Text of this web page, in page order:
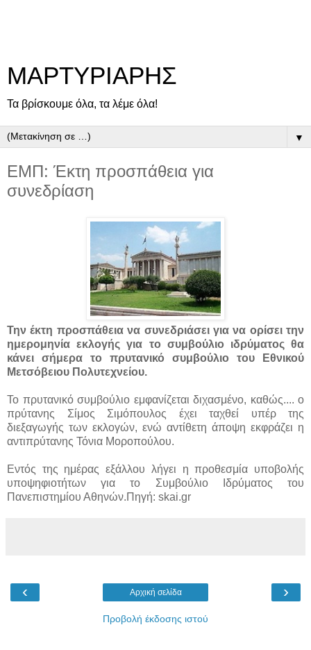
ΜΑΡΤΥΡΙΑΡΗΣ
Τα βρίσκουμε όλα, τα λέμε όλα!
▼
ΕΜΠ: Έκτη προσπάθεια για
συνεδρίαση
Την έκτη προσπάθεια να συνεδριάσει για να ορίσει την
ημερομηνία εκλογής για το συμβούλιο ιδρύματος θα
κάνει σήμερα το πρυτανικό συμβούλιο του Εθνικού
Μετσόβειου Πολυτεχνείου.
Το πρυτανικό συμβούλιο εμφανίζεται διχασμένο, καθώς.... ο
πρύτανης Σίμος Σιμόπουλος έχει ταχθεί υπέρ της
διεξαγωγής των εκλογών, ενώ αντίθετη άποψη εκφράζει η
αντιπρύτανης Τόνια Μοροπούλου.
Εντός της ημέρας εξάλλου λήγει η προθεσμία υποβολής
υποψηφιοτήτων για το Συμβούλιο Ιδρύματος του
Πανεπιστημίου Αθηνών.Πηγή: skai.gr
‹ ›
Αρχική σελίδα
Προβολή έκδοσης ιστού